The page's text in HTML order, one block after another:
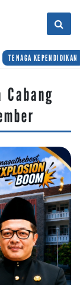
TENAGA KEPENDIDIKAN